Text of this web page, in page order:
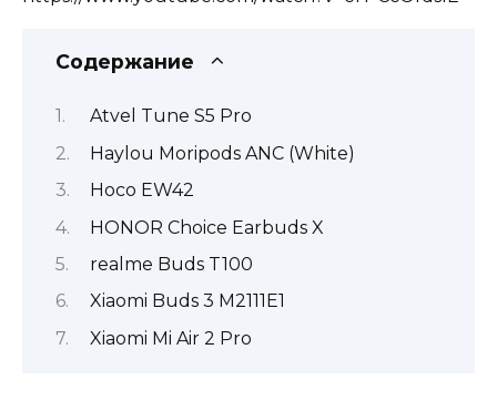
Содержание
Atvel Tune S5 Pro
Haylou Moripods ANC (White)
Hoco EW42
HONOR Choice Earbuds X
realme Buds T100
Xiaomi Buds 3 M2111E1
Xiaomi Mi Air 2 Pro